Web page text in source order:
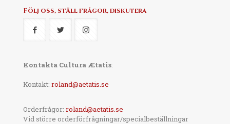
Följ oss, ställ frågor, diskutera
Kontakta Cultura Ætatis:
Kontakt: roland@aetatis.se
Orderfrågor: roland@aetatis.se
Vid större orderförfrågningar/specialbeställningar